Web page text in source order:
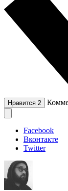
Нравится 2
Facebook
Вконтакте
Twitter